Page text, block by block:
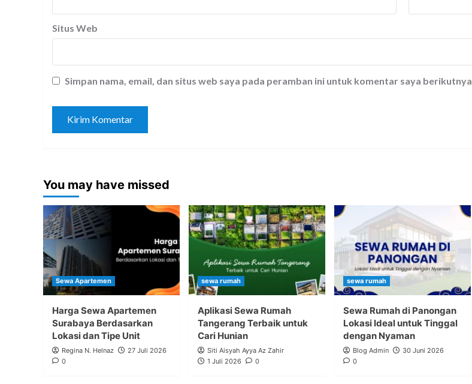
Situs Web
Simpan nama, email, dan situs web saya pada peramban ini untuk komentar saya berikutnya.
You may have missed
Sewa Apartemen
Harga Sewa Apartemen
Surabaya Berdasarkan
Lokasi dan Tipe Unit
Regina N. Helnaz
27 Juli 2026
0
sewa rumah
Aplikasi Sewa Rumah
Tangerang Terbaik untuk
Cari Hunian
Siti Aisyah Ayya Az Zahir
1 Juli 2026
0
sewa rumah
Sewa Rumah di Panongan
Lokasi Ideal untuk Tinggal
dengan Nyaman
Blog Admin
30 Juni 2026
0